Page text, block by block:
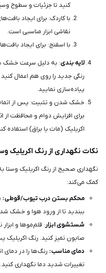
کنید تا جزئیات و سطوح
با کاردک: برای ایجاد
نقاشی ابزار مناسبی است.
با اسفنج: برای ایجاد
لایه بندی: به دلیل سرعت خشک
رنگی جدید را روی هم اعمال کنید
پیاده‌سازی نمایید.
خشک شدن و تثبیت: پس از اتمام
برای افزایش دوام و محافظت از
اکریلیک (مات یا براق) استفاده
نکات نگهداری از رنگ اکریلیک
نگهداری صحیح از رنگ اکریلیک
کمک می‌کند:
محکم بستن درب تیوب/قوطی:
ببندید تا از ورود هوا و خشک
شستشوی ابزار: قلم‌موها و ابزار
صابون تمیز کنید. رنگ
دمای مناسب: رنگ‌ها را در دمای
تغییرات شدید دما نگهداری